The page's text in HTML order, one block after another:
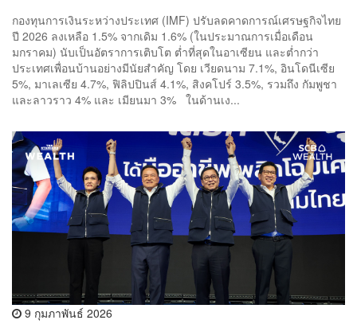
กองทุนการเงินระหว่างประเทศ (IMF) ปรับลดคาดการณ์เศรษฐกิจไทย
ปี 2026 ลงเหลือ 1.5% จากเดิม 1.6% (ในประมาณการเมื่อเดือน
มกราคม) นับเป็นอัตราการเติบโต ต่ำที่สุดในอาเซียน และต่ำกว่า
ประเทศเพื่อนบ้านอย่างมีนัยสำคัญ โดย เวียดนาม 7.1%, อินโดนีเซีย
5%, มาเลเซีย 4.7%, ฟิลิปปินส์ 4.1%, สิงคโปร์ 3.5%, รวมถึง กัมพูชา
และลาวราว 4% และ เมียนมา 3% ในด้านเง...
9 กุมภาพันธ์ 2026